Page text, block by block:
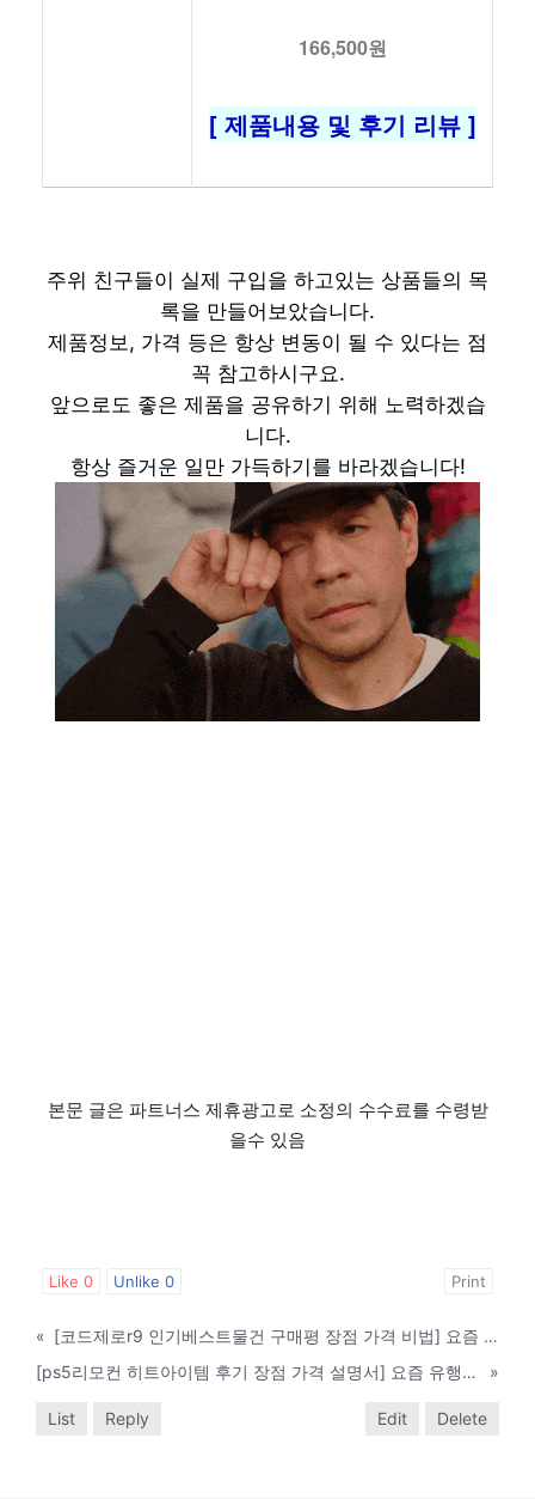
166,500원
[ 제품내용 및 후기 리뷰 ]
주위 친구들이 실제 구입을 하고있는 상품들의 목
록을 만들어보았습니다.
제품정보, 가격 등은 항상 변동이 될 수 있다는 점
꼭 참고하시구요.
앞으로도 좋은 제품을 공유하기 위해 노력하겠습
니다.
항상 즐거운 일만 가득하기를 바라겠습니다!
본문 글은 파트너스 제휴광고로 소정의 수수료를 수령받
을수 있음
Like 0 Unlike 0 Print
«
[코드제로r9 인기베스트물건 구매평 장점 가격 비법] 요즘 유행하는 코드제로r9 진심 맘에 들어요~
[ps5리모컨 히트아이템 후기 장점 가격 설명서] 요즘 유행하는 ps5리모컨 동생도 너무 좋아해요~
»
List Reply Edit Delete